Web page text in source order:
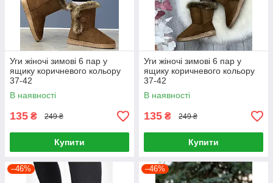
Уги жіночі зимові 6 пар у
ящику коричневого кольору
37-42
В наявності
135 ₴ 249 ₴
Купити
Уги жіночі зимові 6 пар у
ящику коричневого кольору
37-42
В наявності
135 ₴ 249 ₴
Купити
–46% –46%